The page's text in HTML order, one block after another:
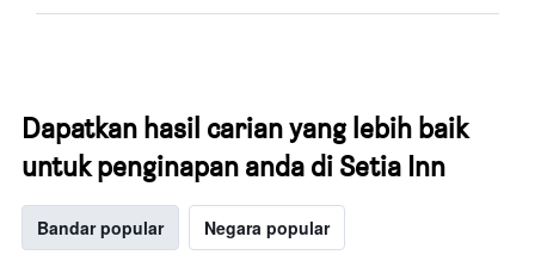
Dapatkan hasil carian yang lebih baik
untuk penginapan anda di Setia Inn
Bandar popular Negara popular